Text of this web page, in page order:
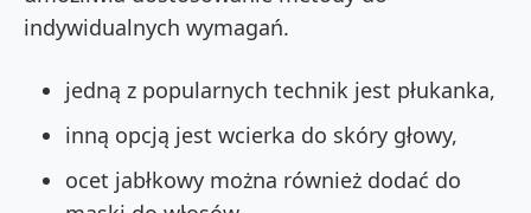
indywidualnych wymagań.
jedną z popularnych technik jest płukanka,
inną opcją jest wcierka do skóry głowy,
ocet jabłkowy można również dodać do